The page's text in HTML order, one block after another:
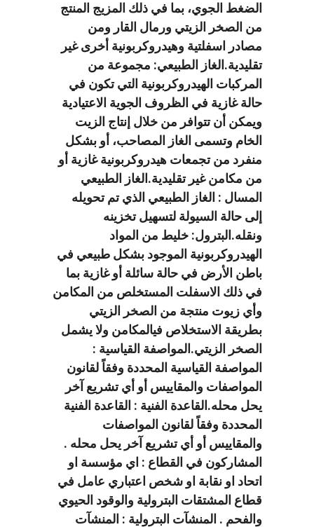
الضغط الجوي، بما في ذلك المزيج المنتج
من الصخر الزيتي ورمال القار ومن
مصادر اسفلتية وهيدروكربونية أخرى غير
تقليدية.الغاز الطبيعي: مجموعة من
المركبات الهيدروكربونية التي تكون في
حالة غازية في الظروف الجوية الاعتيادية
ويمكن أن تتوافر من خلال إنتاج الزيت
الخام وتسمى الغاز المصاحب، أو بشكل
منفرد من تجمعات هيدروكربونية غازية أو
من مكامن غير تقليدية.الغاز الطبيعي
المسال : الغاز الطبيعي الذي تم تحويله
إلى حالة السيولة لتسهيل تخزينه
ونقله.البترول: خليط من المواد
الهيدروكربونية الموجود بشكل طبيعي في
باطن الأرض في حالة سائلة أو غازية بما
في ذلك الاسفلت المستخلص من المكامن
وأي زيوت منتجة من الصخر الزيتي
بطريقة الاستخلاص فيالمكامن ولا يشمل
الصخر الزيتي.المواصفة القياسية :
المواصفة القياسية المحددة وفقاً لقانون
المواصفات والمقاييس أو أي تشريع آخر
يحل محله.القاعدة الفنية : القاعدة الفنية
المحددة وفقاً لقانون المواصفات
والمقاييس أو أي تشريع آخر يحل محله .
المشاركون في القطاع : اي مؤسسة او
اتحاد او نقابة او شخص اعتباري عامل في
قطاع المشتقات البترولية والوقود الحيوي
والفحم . المنشآت البترولية : المنشآت